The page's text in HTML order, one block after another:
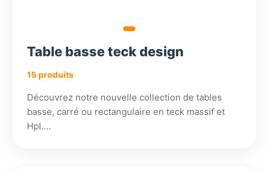
Table basse teck design
15 produits
Découvrez notre nouvelle collection de tables
basse, carré ou rectangulaire en teck massif et
Hpl.…